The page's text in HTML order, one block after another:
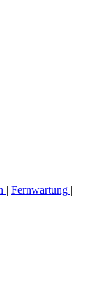
| Fernwartung |